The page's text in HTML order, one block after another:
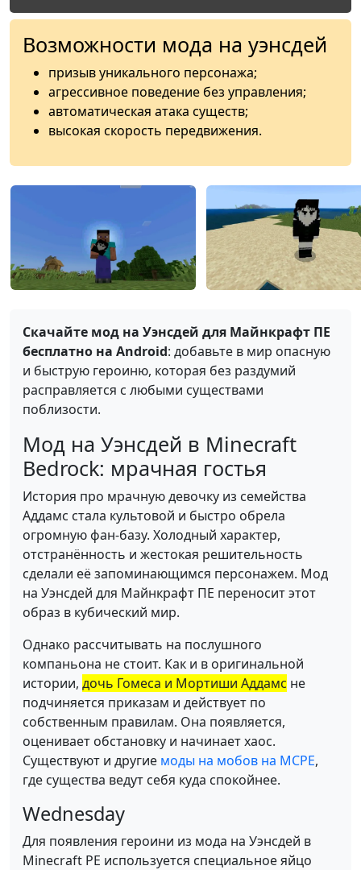
Возможности мода на уэнсдей
призыв уникального персонажа;
агрессивное поведение без управления;
автоматическая атака существ;
высокая скорость передвижения.
Скачайте мод на Уэнсдей для Майнкрафт ПЕ
бесплатно на Android: добавьте в мир опасную
и быструю героиню, которая без раздумий
расправляется с любыми существами
поблизости.
Мод на Уэнсдей в Minecraft
Bedrock: мрачная гостья
История про мрачную девочку из семейства
Аддамс стала культовой и быстро обрела
огромную фан-базу. Холодный характер,
отстранённость и жестокая решительность
сделали её запоминающимся персонажем. Мод
на Уэнсдей для Майнкрафт ПЕ переносит этот
образ в кубический мир.
Однако рассчитывать на послушного
компаньона не стоит. Как и в оригинальной
истории, дочь Гомеса и Мортиши Аддамс не
подчиняется приказам и действует по
собственным правилам. Она появляется,
оценивает обстановку и начинает хаос.
Существуют и другие моды на мобов на MCPE,
где существа ведут себя куда спокойнее.
Wednesday
Для появления героини из мода на Уэнсдей в
Minecraft PE используется специальное яйцо